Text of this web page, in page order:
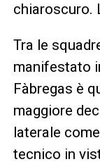
chiaroscuro.
Tra le
manifestato
Fàbregas è
maggiore
laterale
tecnico in